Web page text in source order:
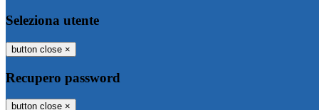
Seleziona utente
button close ×
Recupero password
button close ×